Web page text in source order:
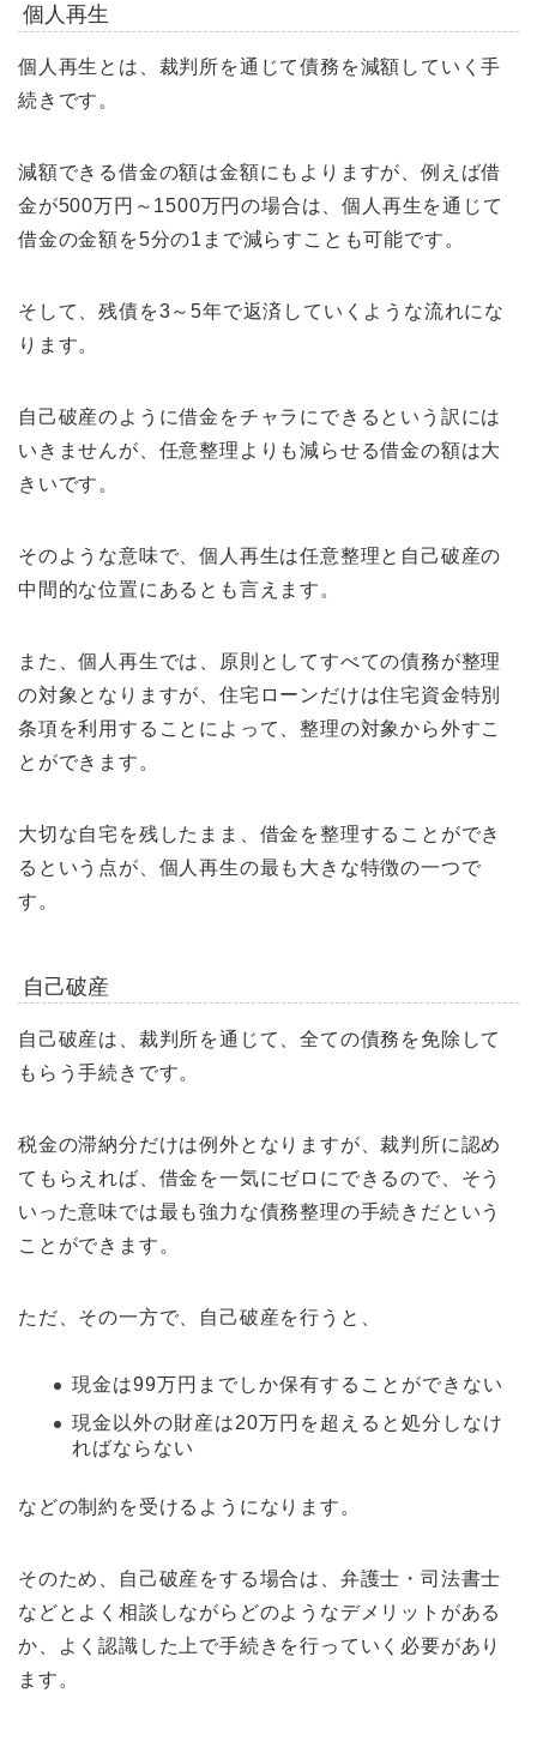
個人再生
個人再生とは、裁判所を通じて債務を減額していく手
続きです。
減額できる借金の額は金額にもよりますが、例えば借
金が500万円～1500万円の場合は、個人再生を通じて
借金の金額を5分の1まで減らすことも可能です。
そして、残債を3～5年で返済していくような流れにな
ります。
自己破産のように借金をチャラにできるという訳には
いきませんが、任意整理よりも減らせる借金の額は大
きいです。
そのような意味で、個人再生は任意整理と自己破産の
中間的な位置にあるとも言えます。
また、個人再生では、原則としてすべての債務が整理
の対象となりますが、住宅ローンだけは住宅資金特別
条項を利用することによって、整理の対象から外すこ
とができます。
大切な自宅を残したまま、借金を整理することができ
るという点が、個人再生の最も大きな特徴の一つで
す。
自己破産
自己破産は、裁判所を通じて、全ての債務を免除して
もらう手続きです。
税金の滞納分だけは例外となりますが、裁判所に認め
てもらえれば、借金を一気にゼロにできるので、そう
いった意味では最も強力な債務整理の手続きだという
ことができます。
ただ、その一方で、自己破産を行うと、
現金は99万円までしか保有することができない
現金以外の財産は20万円を超えると処分しなけ
ればならない
などの制約を受けるようになります。
そのため、自己破産をする場合は、弁護士・司法書士
などとよく相談しながらどのようなデメリットがある
か、よく認識した上で手続きを行っていく必要があり
ます。